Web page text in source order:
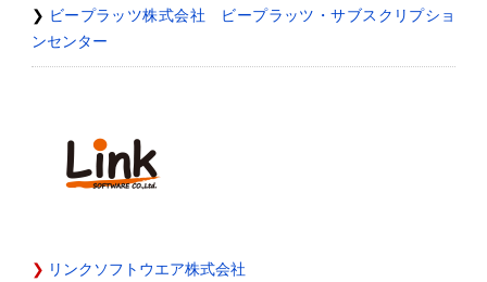
ビープラッツ株式会社 ビープラッツ・サブスクリプショ
ンセンター
リンクソフトウエア株式会社